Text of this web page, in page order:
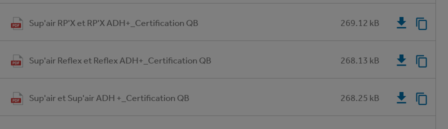
Sup'air RP'X et RP'X ADH+_Certification QB 269.12 kB
Sup'air Reflex et Reflex ADH+_Certification QB 268.13 kB
Sup'air et Sup'air ADH +_Certification QB 268.25 kB